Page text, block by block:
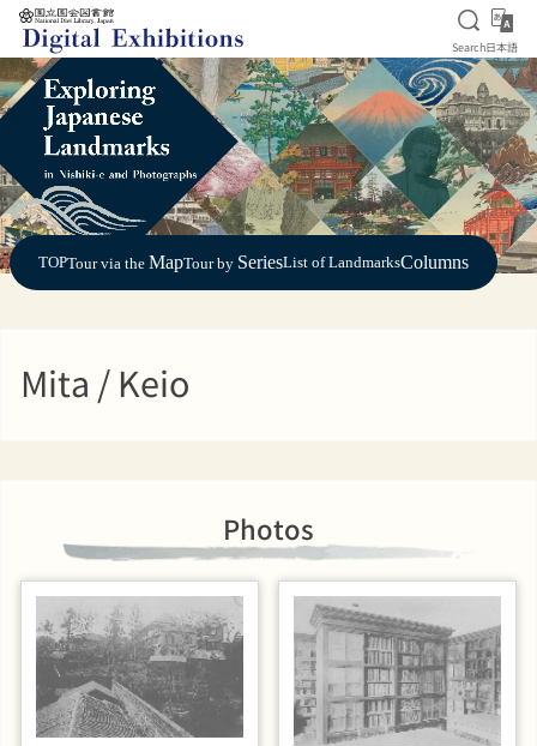
Jump to main content
Open
Search 日
日本語
TOPTour via the MapTour by SeriesList of LandmarksColumns
Mita / Keio
Photos